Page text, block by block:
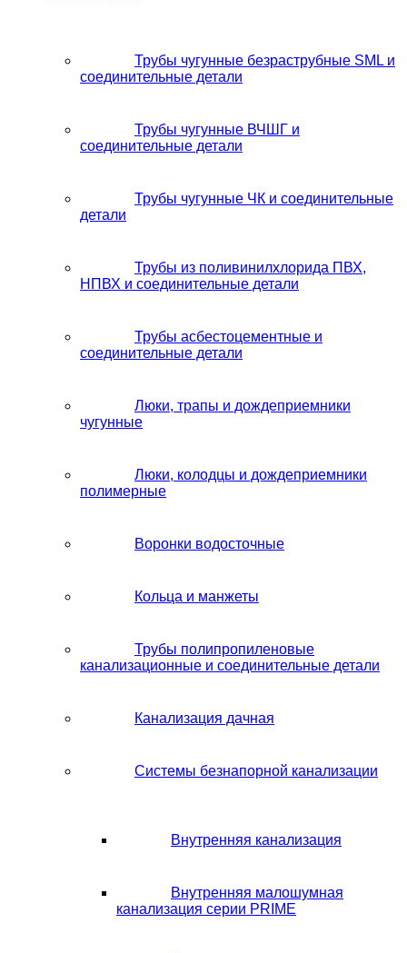
Трубы чугунные безраструбные SML и
соединительные детали
Трубы чугунные ВЧШГ и
соединительные детали
Трубы чугунные ЧК и соединительные
детали
Трубы из поливинилхлорида ПВХ,
НПВХ и соединительные детали
Трубы асбестоцементные и
соединительные детали
Люки, трапы и дождеприемники
чугунные
Люки, колодцы и дождеприемники
полимерные
Воронки водосточные
Кольца и манжеты
Трубы полипропиленовые
канализационные и соединительные детали
Канализация дачная
Системы безнапорной канализации
Внутренняя канализация
Внутренняя малошумная
канализация серии PRIME